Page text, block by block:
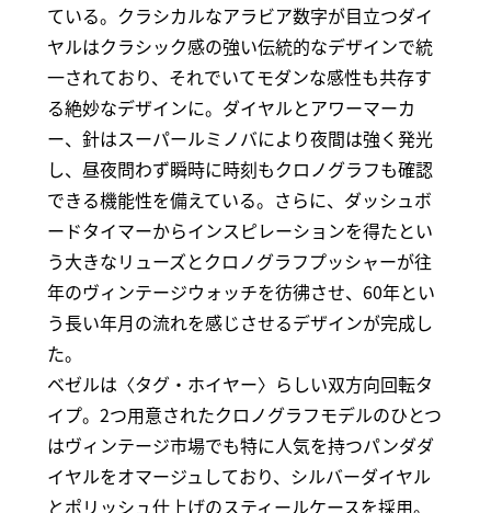
ている。クラシカルなアラビア数字が目立つダイ
ヤルはクラシック感の強い伝統的なデザインで統
一されており、それでいてモダンな感性も共存す
る絶妙なデザインに。ダイヤルとアワーマーカ
ー、針はスーパールミノバにより夜間は強く発光
し、昼夜問わず瞬時に時刻もクロノグラフも確認
できる機能性を備えている。さらに、ダッシュボ
ードタイマーからインスピレーションを得たとい
う大きなリューズとクロノグラフプッシャーが往
年のヴィンテージウォッチを彷彿させ、60年とい
う長い年月の流れを感じさせるデザインが完成し
た。
ベゼルは〈タグ・ホイヤー〉らしい双方向回転タ
イプ。2つ用意されたクロノグラフモデルのひとつ
はヴィンテージ市場でも特に人気を持つパンダダ
イヤルをオマージュしており、シルバーダイヤル
とポリッシュ仕上げのスティールケースを採用。